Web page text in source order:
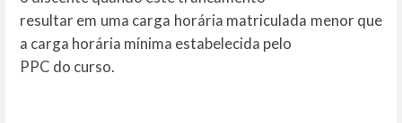
resultar em uma carga horária matriculada menor que
a carga horária mínima estabelecida pelo
PPC do curso.